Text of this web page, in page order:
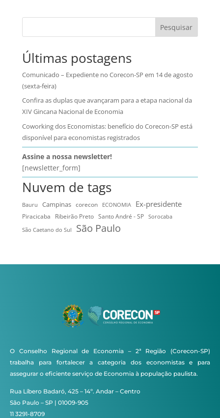
Pesquisar
Últimas postagens
Comunicado – Expediente no Corecon-SP em 14 de agosto
(sexta-feira)
Confira as duplas que avançaram para a etapa nacional da
XIV Gincana Nacional de Economia
Coworking dos Economistas: benefício do Corecon-SP está
disponível para economistas registrados
Assine a nossa newsletter!
[newsletter_form]
Nuvem de tags
Bauru Campinas corecon ECONOMIA Ex-presidente
Piracicaba Ribeirão Preto Santo André - SP
Sorocaba
São Caetano do Sul
São Paulo
O Conselho Regional de Economia – 2ª Região (Corecon-SP)
trabalha para fortalecer a categoria dos economistas e para
assegurar o eficiente serviço de Economia à população paulista.
Rua Líbero Badaró, 425 – 14º. Andar – Centro
São Paulo – SP | 01009-905
11 3291-8709